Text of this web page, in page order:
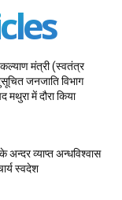
मंत्री (स्वतंत्र
जनजाति विभाग
मथुरा में दौरा किया
अन्दर व्याप्त अन्धविश्वास
स्वदेश